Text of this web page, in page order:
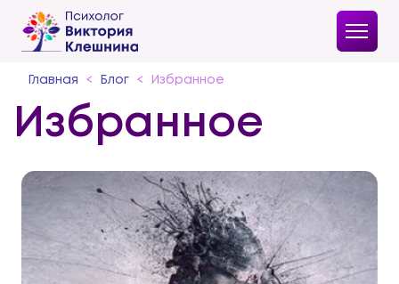
Главная Блог Избранное
Избранное